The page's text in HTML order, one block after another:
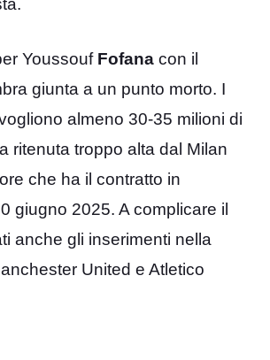
Youssouf Fofana con il
giunta a un punto morto. I
almeno 30-35 milioni di
ritenuta troppo alta dal Milan
che ha il contratto in
giugno 2025. A complicare il
anche gli inserimenti nella
United e Atletico